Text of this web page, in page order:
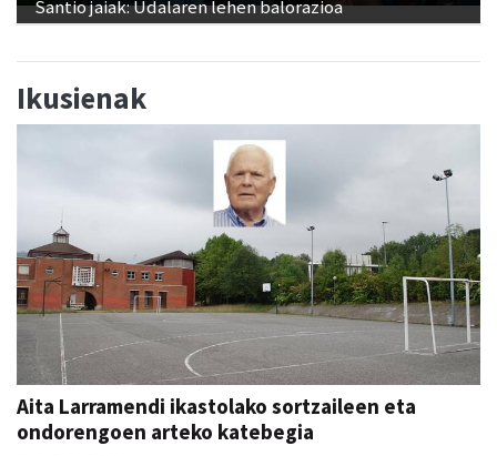
Santio jaiak: Udalaren lehen balorazioa
Ikusienak
Aita Larramendi ikastolako sortzaileen eta
ondorengoen arteko katebegia